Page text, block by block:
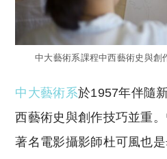
中大藝術系課程中西藝術史與創
中大藝術系於1957年伴隨
西藝術史與創作技巧並重
著名電影攝影師杜可風也